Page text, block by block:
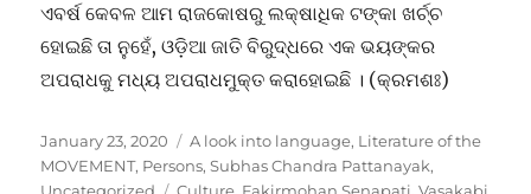
ଏବର୍ଷ କେବଳ ଆମ ରାଜକୋଷରୁ ଲକ୍ଷାଧିକ ଟଙ୍କା ଖର୍ଚ୍ଚ
ହୋଇଛି ତା ନୁହେଁ, ଓଡ଼ିଆ ଜାତି ବିରୁଦ୍ଧରେ ଏକ ଭୟଙ୍କର
ଅପରାଧକୁ ମଧ୍ୟ ଅପରାଧମୁକ୍ତ କରାହୋଇଛି । (କ୍ରମଶଃ)
Posted
on
January 23, 2020 Categories
A look into language, Literature of the
MOVEMENT, Persons,Subhas Chandra Pattanayak,
Tags